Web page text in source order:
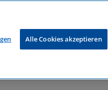
- ACI Netzwerk Links Abo
Veranstaltungen
Alle Cookies akzeptieren